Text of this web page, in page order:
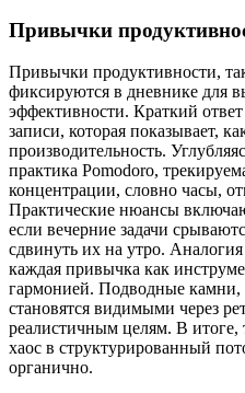
Привычки
Привычки продуктивности,
фиксируются в дневнике для
эффективности. Краткий
записи, которая показывает,
производительность.
практика Pomodoro,
концентрации, словно часы,
Практические нюансы
если вечерние задачи
сдвинуть их на утро.
каждая привычка как
гармонией. Подводные камни,
становятся видимыми через
реалистичным целям. В итоге,
хаос в структурированный
органично.